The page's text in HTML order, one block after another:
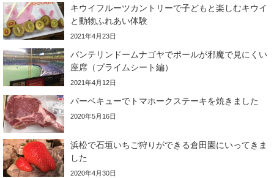
キウイフルーツカントリーで子どもと楽しむキウイ
と動物ふれあい体験
2021年4月23日
バンテリンドームナゴヤでポールが邪魔で見にくい
座席（プライムシート編）
2021年4月12日
バーベキューでトマホークステーキを焼きました
2020年5月16日
浜松で石垣いちご狩りができる倉田園にいってきま
した
2020年4月30日